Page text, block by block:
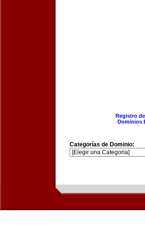
Registro
Dominios
Categorías de Dominio: